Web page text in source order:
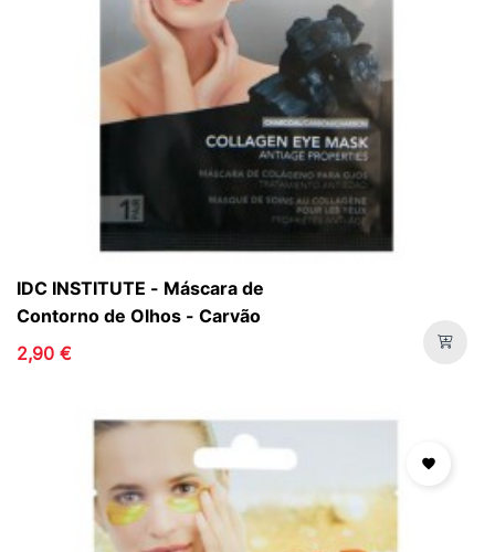
IDC INSTITUTE - Máscara de
Contorno de Olhos - Carvão
2,90 €
